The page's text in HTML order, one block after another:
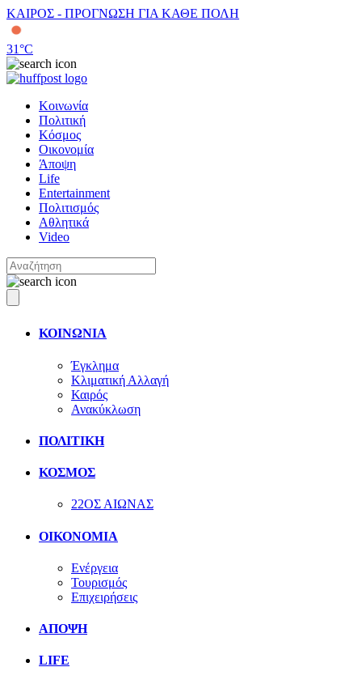
ΚΑΙΡΟΣ - ΠΡΟΓΝΩΣΗ ΓΙΑ ΚΑΘΕ ΠΟΛΗ
31°C
Κοινωνία
Πολιτική
Κόσμος
Οικονομία
Άποψη
Life
Entertainment
Πολιτισμός
Αθλητικά
Video
ΚΟΙΝΩΝΙΑ
Έγκλημα
Κλιματική Αλλαγή
Καιρός
Ανακύκλωση
ΠΟΛΙΤΙΚΗ
ΚΟΣΜΟΣ
22ΟΣ ΑΙΩΝΑΣ
ΟΙΚΟΝΟΜΙΑ
Ενέργεια
Τουρισμός
Επιχειρήσεις
ΑΠΟΨΗ
LIFE